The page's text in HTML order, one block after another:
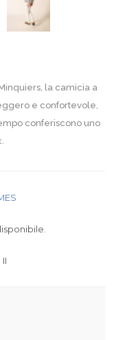
la camicia a
e confortevole,
conferiscono uno